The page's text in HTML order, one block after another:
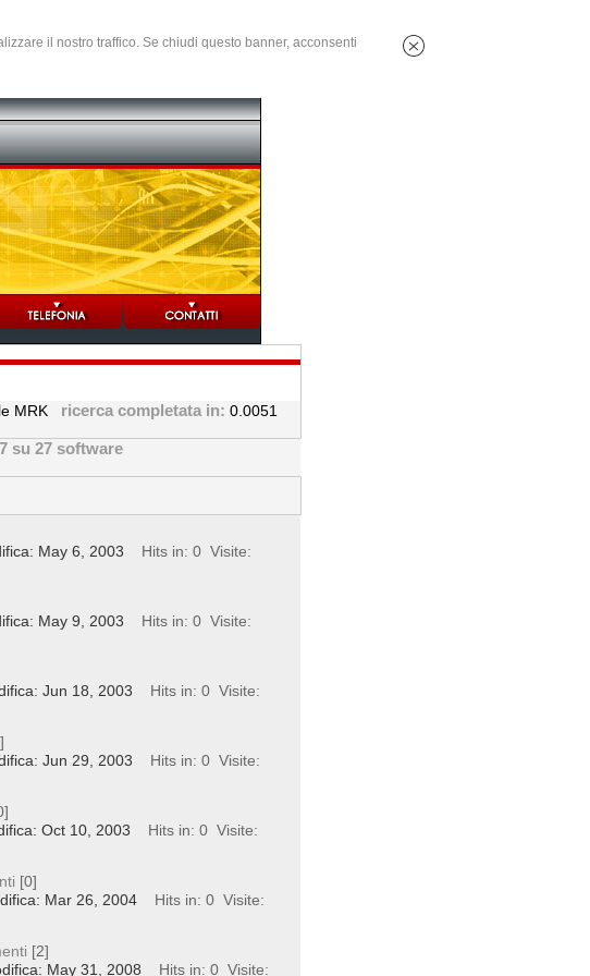
il nostro traffico. Se chiudi questo banner, acconsenti
MRK ricerca completata in:0.0051
su 27 software
May 6, 2003 Hits in: 0 Visite:
May 9, 2003 Hits in: 0 Visite:
Jun 18, 2003 Hits in: 0 Visite:
Jun 29, 2003 Hits in: 0 Visite:
Oct 10, 2003 Hits in: 0 Visite:
[0]
Mar 26, 2004 Hits in: 0 Visite:
[2]
May 31, 2008 Hits in: 0 Visite: